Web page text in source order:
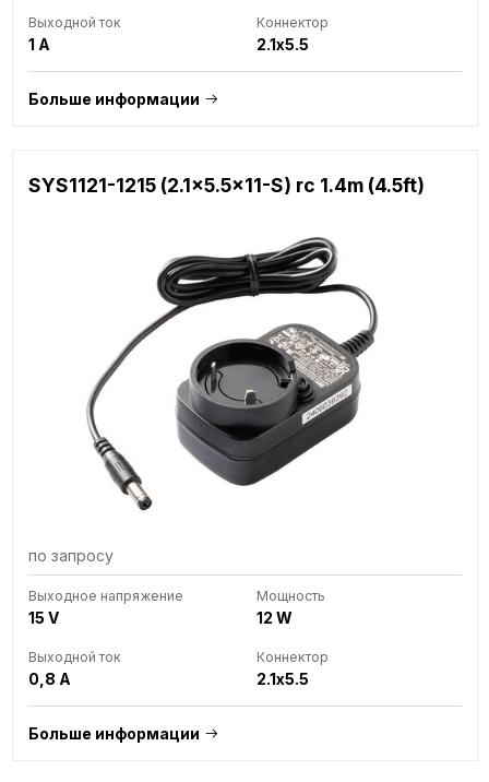
Выходной ток
1 A
Коннектор
2.1x5.5
Больше информации
SYS1121-1215 (2.1x5.5x11-S) rc 1.4m (4.5ft)
по запросу
Выходное напряжение
15 V
Мощность
12 W
Выходной ток
0,8 A
Коннектор
2.1x5.5
Больше информации